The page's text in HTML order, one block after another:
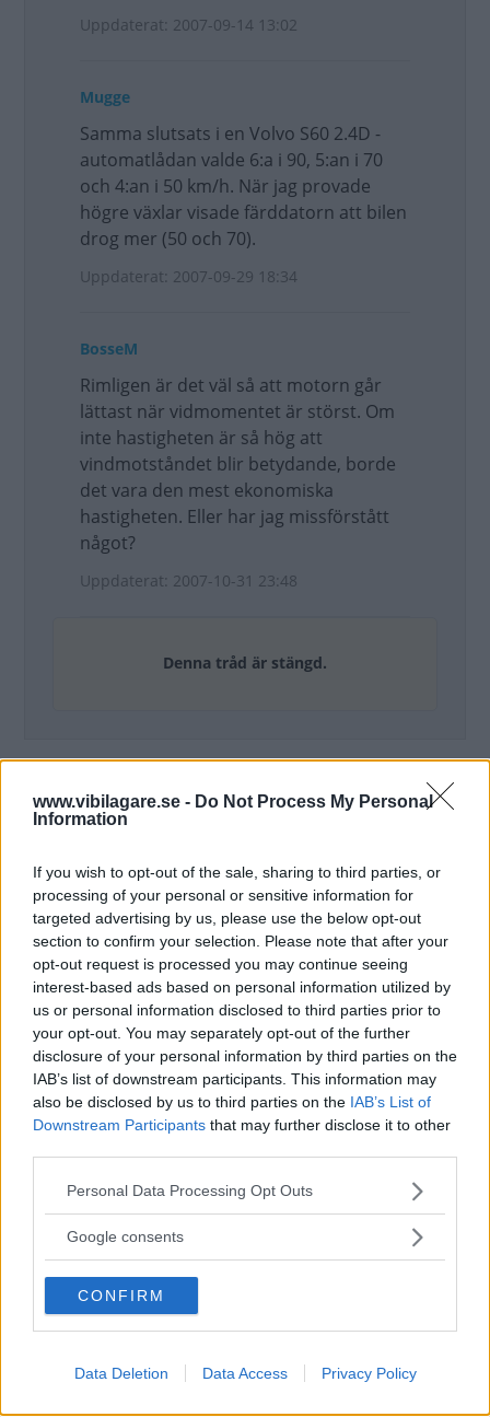
www.vibilagare.se - Do Not Process My Personal
Information
If you wish to opt-out of the sale, sharing to third parties, or
processing of your personal or sensitive information for
targeted advertising by us, please use the below opt-out
section to confirm your selection. Please note that after your
opt-out request is processed you may continue seeing
interest-based ads based on personal information utilized by
us or personal information disclosed to third parties prior to
your opt-out. You may separately opt-out of the further
disclosure of your personal information by third parties on the
IAB’s list of downstream participants. This information may
also be disclosed by us to third parties on the IAB’s List of
Downstream Participants that may further disclose it to other
Please note that this website/app uses one or more Google
not limited to your visit or usage behaviour. You may click to
use your data for below specified purposes in below Google
consent section.
Personal Data Processing Opt Outs
Google consents
CONFIRM
Data Deletion Data Access Privacy Policy
Uppdaterat: 2007-09-14 13:02
Mugge
Samma slutsats i en Volvo S60 2.4D -
automatlådan valde 6:a i 90, 5:an i 70
och 4:an i 50 km/h. När jag provade
högre växlar visade färddatorn att bilen
drog mer (50 och 70).
Uppdaterat: 2007-09-29 18:34
BosseM
Rimligen är det väl så att motorn går
lättast när vidmomentet är störst. Om
inte hastigheten är så hög att
vindmotståndet blir betydande, borde
det vara den mest ekonomiska
hastigheten. Eller har jag missförstått
något?
Uppdaterat: 2007-10-31 23:48
Denna tråd är stängd.
Tester: De senaste vi kört
Kia utmanar i kombiklassen – blir omkörd
av ”gamlingen”
Nykomlingen fälls av en besvärande nackdel.